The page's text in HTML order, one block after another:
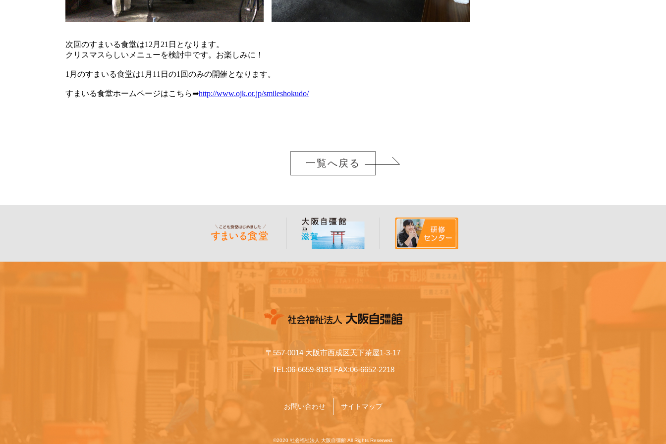
次回のすまいる食堂は12月21日となります。
クリスマスらしいメニューを検討中です。お楽しみに！
1月のすまいる食堂は1月11日の1回のみの開催となります。
すまいる食堂ホームページはこちら➡http://www.ojk.or.jp/smileshokudo/
一覧へ戻る
〒557-0014 大阪市西成区天下茶屋1-3-17
TEL:06-6659-8181 FAX:06-6652-2218
お問い合わせ サイトマップ
©2020 社会福祉法人 大阪自彊館 All Rights Reserved.